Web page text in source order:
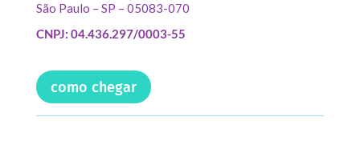
São Paulo – SP – 05083-070
CNPJ: 04.436.297/0003-55
como chegar